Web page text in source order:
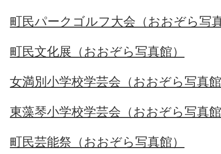
町民パークゴルフ大会（おおぞら写
町民文化展（おおぞら写真館）
女満別小学校学芸会（おおぞら写真
東藻琴小学校学芸会（おおぞら写真
町民芸能祭（おおぞら写真館）